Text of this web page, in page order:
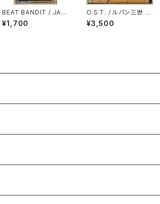
BEAT BANDIT / JAP
ANEGGAE MIX 2(CL
ASSIC CUTS)
¥1,700
O.S.T. / ルパン三世 P
ERFECT COLLECTI
ON
¥3,500